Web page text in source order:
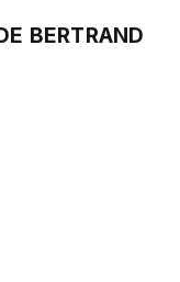
BERTRAND